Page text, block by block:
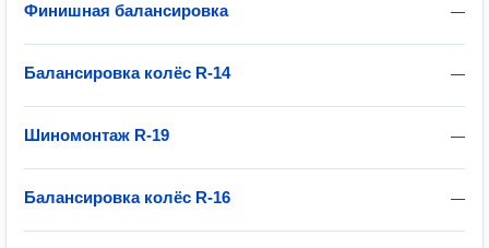
—
Финишная балансировка
—
Балансировка колёс R-14
—
Шиномонтаж R-19
—
Балансировка колёс R-16